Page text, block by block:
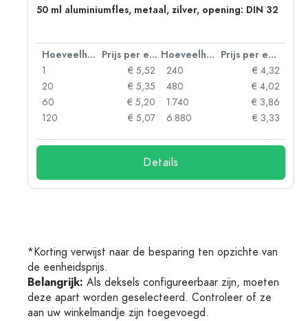
50 ml aluminiumfles, metaal, zilver, opening: DIN 32
Hoeveelheid Prijs per eenheid Hoeveelheid
Prijs per eenheid
1
€ 5,52
20
€ 5,35
60
€ 5,20
120
€ 5,07
240
€ 4,32
480
€ 4,02
1.740
€ 3,86
6.880
€ 3,33
Details
*Korting verwijst naar de besparing ten opzichte van
de eenheidsprijs.
Belangrijk: Als deksels configureerbaar zijn, moeten
deze apart worden geselecteerd. Controleer of ze
aan uw winkelmandje zijn toegevoegd.